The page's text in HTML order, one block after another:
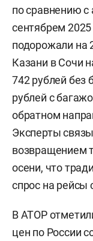
по сравнению с
сентябрем
подорожали на
Казани в Сочи
742 рублей без
рублей с
обратном
Эксперты
возвращением
осени, что
спрос на рейсы
В АТОР
цен по России